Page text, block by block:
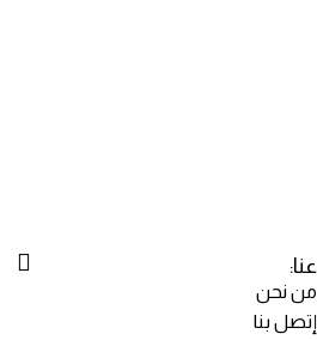
عنا:
من نحن
إتصل بنا